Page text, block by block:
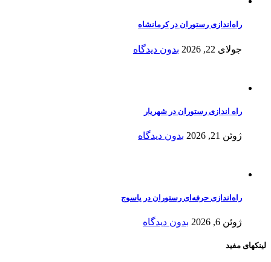
راه‌اندازی رستوران در کرمانشاه
جولای 22, 2026 بدون دیدگاه
راه اندازی رستوران در شهریار
ژوئن 21, 2026 بدون دیدگاه
راه‌اندازی حرفه‌ای رستوران در یاسوج
ژوئن 6, 2026 بدون دیدگاه
لینکهای مفید